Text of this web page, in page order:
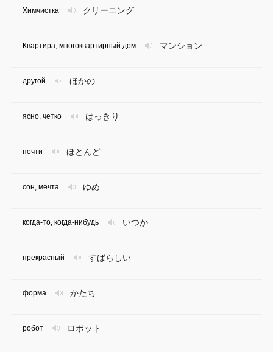
クリーニング
Химчистка
マンション
Квартира, многоквартирный дом
ほかの
другой
はっきり
ясно, четко
ほとんど
почти
ゆめ
сон, мечта
いつか
когда-то, когда-нибудь
すばらしい
прекрасный
かたち
форма
ロボット
робот